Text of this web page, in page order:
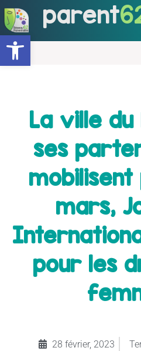
Ouvrir la barre d’outils
parent
La ville
ses
mars,
pour les
28 février, 2023